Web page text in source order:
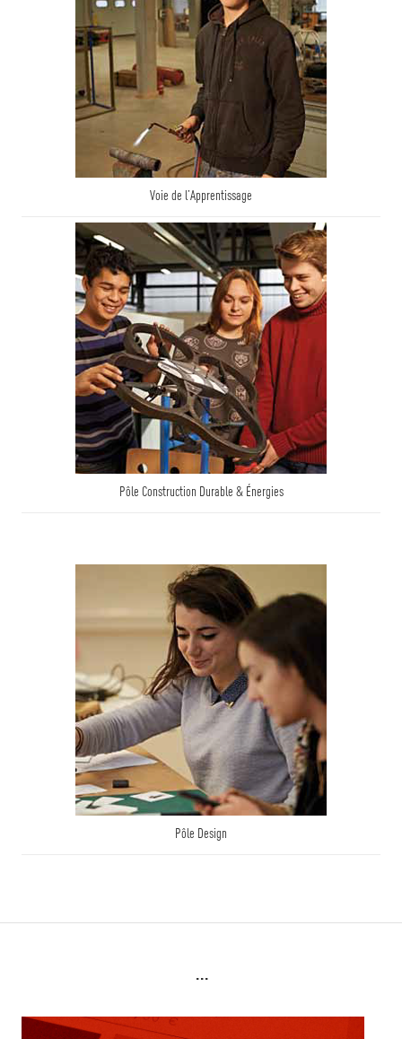
Voie de l’Apprentissage
Pôle Construction Durable & Énergies
Pôle Design
...